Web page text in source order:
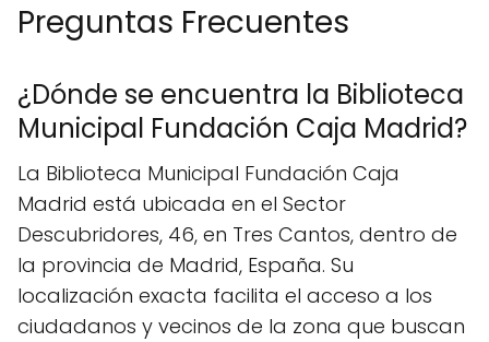
Preguntas Frecuentes
¿Dónde se encuentra la Biblioteca
Municipal Fundación Caja Madrid?
La Biblioteca Municipal Fundación Caja
Madrid está ubicada en el Sector
Descubridores, 46, en Tres Cantos, dentro de
la provincia de Madrid, España. Su
localización exacta facilita el acceso a los
ciudadanos y vecinos de la zona que buscan